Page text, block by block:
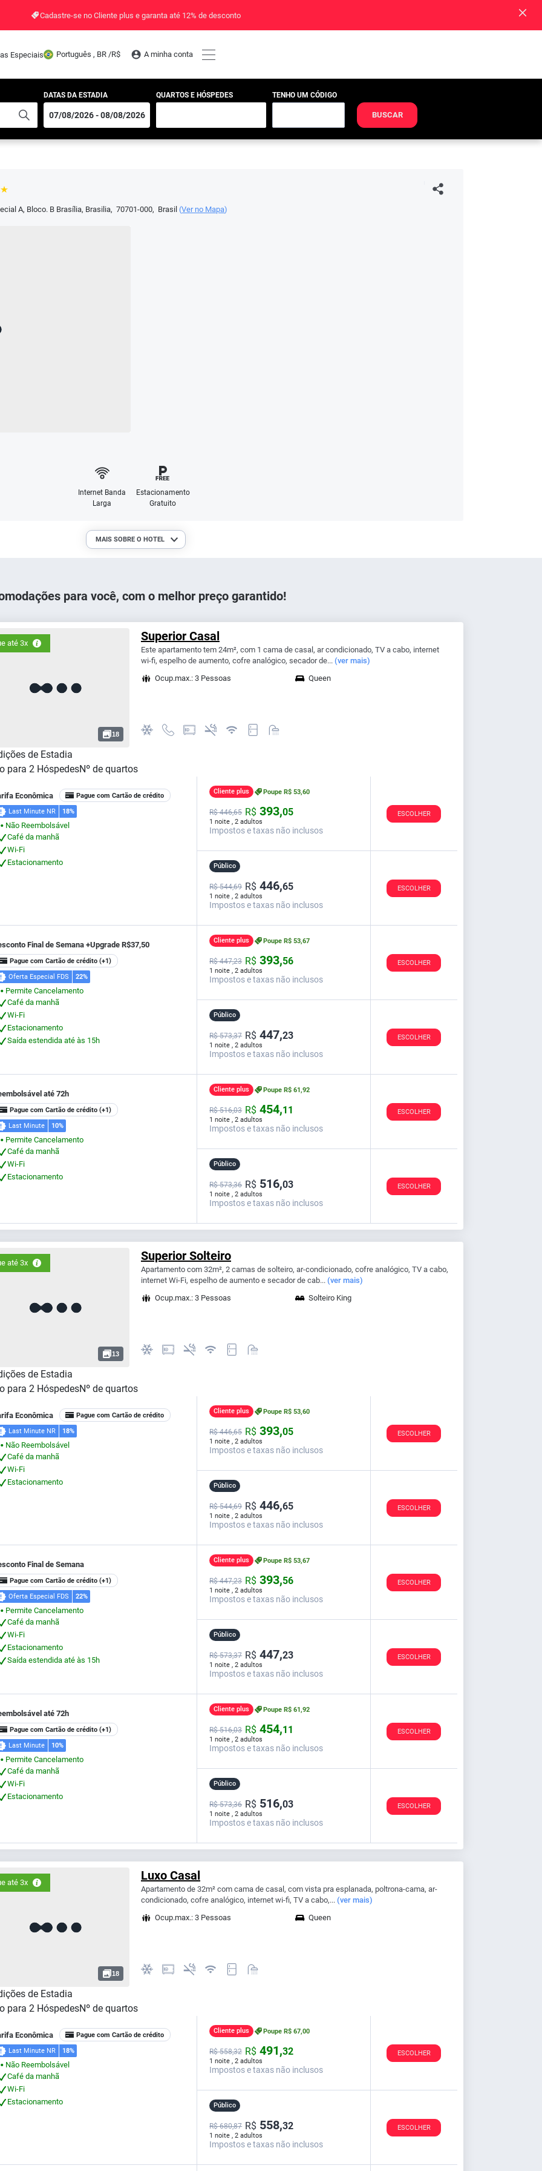
Cadastre-se no Cliente plus e garanta até 12% de desconto
Especiais Português , BR /R$ A minha conta
DATAS DA ESTADIA QUARTOS E HÓSPEDES TENHO UM CÓDIGO
BUSCAR
A, Bloco. B Brasília, Brasilia, 70701-000, Brasil (Ver no Mapa)
Internet Banda
Larga
Estacionamento
Gratuito
MAIS SOBRE O HOTEL
para você, com o melhor preço garantido!
até 3x
18
Superior Casal
Este apartamento tem 24m², com 1 cama de casal, ar condicionado, TV a cabo, internet
wi-fi, espelho de aumento, cofre analógico, secador de... (ver mais)
Ocup.max.: 3 Pessoas
Queen
de Estadia
para 2 HóspedesNº de quartos
Econômica Pague com Cartão de crédito
Last Minute NR 18%
⬤
Não Reembolsável
Café da manhã
Wi-Fi
Estacionamento
Cliente plus PoupeR$ 53,60
1 noite , 2 adultos
R$446,65 R$ 393,05
Impostos e taxas não inclusos
ESCOLHER
Público
1 noite , 2 adultos
R$ 544,69 R$ 446,65
Impostos e taxas não inclusos
ESCOLHER
Final de Semana +Upgrade R$37,50
Pague com Cartão de crédito (+1)
Oferta Especial FDS 22%
⬤
Permite Cancelamento
Café da manhã
Wi-Fi
Estacionamento
Saída estendida até às 15h
Cliente plus PoupeR$ 53,67
1 noite , 2 adultos
R$447,23 R$ 393,56
Impostos e taxas não inclusos
ESCOLHER
Público
1 noite , 2 adultos
R$ 573,37 R$ 447,23
Impostos e taxas não inclusos
ESCOLHER
até 72h
Pague com Cartão de crédito (+1)
Last Minute 10%
⬤
Permite Cancelamento
Café da manhã
Wi-Fi
Estacionamento
Cliente plus PoupeR$ 61,92
1 noite , 2 adultos
R$516,03 R$ 454,11
Impostos e taxas não inclusos
ESCOLHER
Público
1 noite , 2 adultos
R$ 573,36 R$ 516,03
Impostos e taxas não inclusos
ESCOLHER
até 3x
13
Superior Solteiro
Apartamento com 32m², 2 camas de solteiro, ar-condicionado, cofre analógico, TV a cabo,
internet Wi-Fi, espelho de aumento e secador de cab... (ver mais)
Ocup.max.: 3 Pessoas
Solteiro King
de Estadia
para 2 HóspedesNº de quartos
Econômica Pague com Cartão de crédito
Last Minute NR 18%
⬤
Não Reembolsável
Café da manhã
Wi-Fi
Estacionamento
Cliente plus PoupeR$ 53,60
1 noite , 2 adultos
R$446,65 R$ 393,05
Impostos e taxas não inclusos
ESCOLHER
Público
1 noite , 2 adultos
R$ 544,69 R$ 446,65
Impostos e taxas não inclusos
ESCOLHER
Final de Semana
Pague com Cartão de crédito (+1)
Oferta Especial FDS 22%
⬤
Permite Cancelamento
Café da manhã
Wi-Fi
Estacionamento
Saída estendida até às 15h
Cliente plus PoupeR$ 53,67
1 noite , 2 adultos
R$447,23 R$ 393,56
Impostos e taxas não inclusos
ESCOLHER
Público
1 noite , 2 adultos
R$ 573,37 R$ 447,23
Impostos e taxas não inclusos
ESCOLHER
até 72h
Pague com Cartão de crédito (+1)
Last Minute 10%
⬤
Permite Cancelamento
Café da manhã
Wi-Fi
Estacionamento
Cliente plus PoupeR$ 61,92
1 noite , 2 adultos
R$516,03 R$ 454,11
Impostos e taxas não inclusos
ESCOLHER
Público
1 noite , 2 adultos
R$ 573,36 R$ 516,03
Impostos e taxas não inclusos
ESCOLHER
até 3x
18
Luxo Casal
Apartamento de 32m² com cama de casal, com vista pra esplanada, poltrona-cama, ar-
condicionado, cofre analógico, internet wi-fi, TV a cabo,... (ver mais)
Ocup.max.: 3 Pessoas
Queen
de Estadia
para 2 HóspedesNº de quartos
Econômica Pague com Cartão de crédito
Last Minute NR 18%
⬤
Não Reembolsável
Café da manhã
Wi-Fi
Estacionamento
Cliente plus PoupeR$ 67,00
1 noite , 2 adultos
R$558,32 R$ 491,32
Impostos e taxas não inclusos
ESCOLHER
Público
1 noite , 2 adultos
R$ 680,87 R$ 558,32
Impostos e taxas não inclusos
ESCOLHER